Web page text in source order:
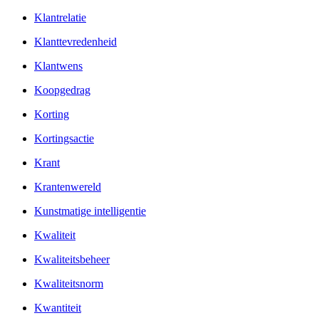
Klantrelatie
Klanttevredenheid
Klantwens
Koopgedrag
Korting
Kortingsactie
Krant
Krantenwereld
Kunstmatige intelligentie
Kwaliteit
Kwaliteitsbeheer
Kwaliteitsnorm
Kwantiteit